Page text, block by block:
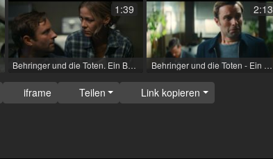
Behringer und die Toten. Ein Bamberg-Krimi - Fuchsjagd (TV-Film (Reihe)) / 2023 / Rolle: Sebastian Loncar / R: Florian Froschmayer / RTL [de]
1:39
Behringer und die Toten - Ein Bamberg-Krimi - Romeo (TV-Film (Reihe)) / 2024 / Rolle: Sebastian Loncar / R: Alexander Costea / RTL
2:13
iframe Teilen Link kopieren